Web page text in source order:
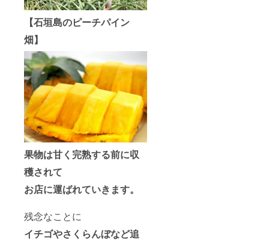
【石垣島のピーチパイン
畑】
果物は甘く完熟する前に収
穫されて
お店に運ばれていきます。
残念なことに
イチゴやさくらんぼなど追